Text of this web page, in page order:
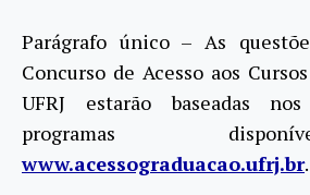
Parágrafo único – As
Concurso de Acesso aos
UFRJ estarão baseadas
programas
www.acessograduacao.ufrj.br.